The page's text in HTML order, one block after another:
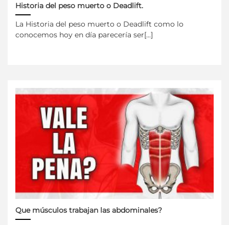
Historia del peso muerto o Deadlift.
La Historia del peso muerto o Deadlift como lo
conocemos hoy en día parecería ser[...]
Que músculos trabajan las abdominales?